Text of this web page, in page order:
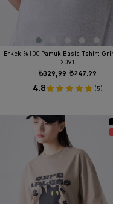
Erkek %100 Pamuk Basic Tshirt
2091
₺247,99
₺329,99
4.8 (5)